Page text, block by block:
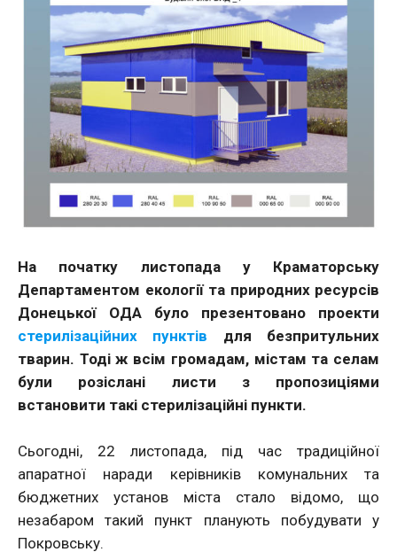
На початку листопада у Краматорську
Департаментом екології та природних ресурсів
Донецької ОДА було презентовано проекти
стерилізаційних пунктів для безпритульних
тварин. Тоді ж всім громадам, містам та селам
були розіслані листи з пропозиціями
встановити такі стерилізаційні пункти.
Сьогодні, 22 листопада, під час традиційної
апаратної наради керівників комунальних та
бюджетних установ міста стало відомо, що
незабаром такий пункт планують побудувати у
Покровську.